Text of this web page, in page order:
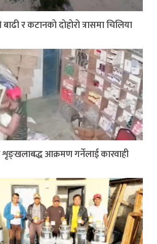
र कटानको दोहोरो त्रासमा चिलिया
शृङ्खलाबद्ध आक्रमण गर्नेलाई कारवाही